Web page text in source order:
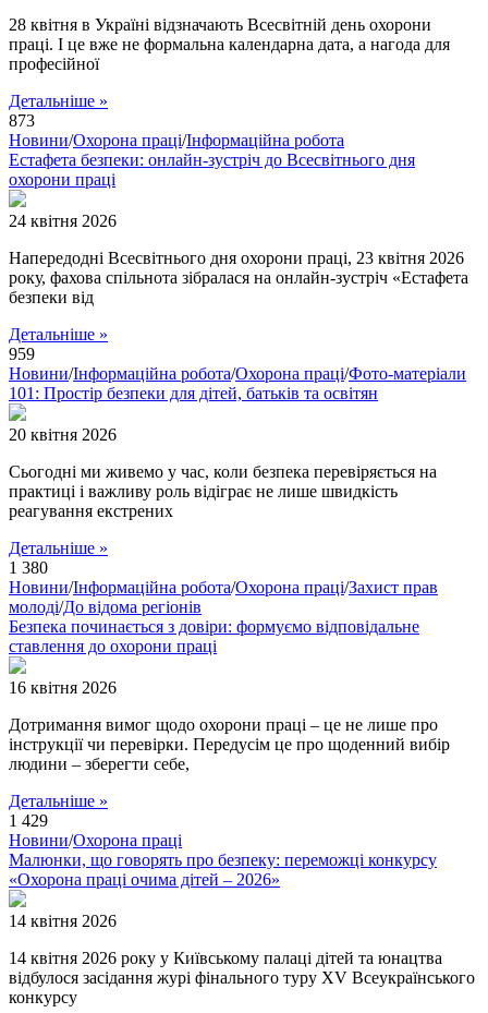
28 квітня в Україні відзначають Всесвітній день охорони
праці. І це вже не формальна календарна дата, а нагода для
професійної
Детальніше »
873
Новини/Охорона праці/Інформаційна робота
Естафета безпеки: онлайн-зустріч до Всесвітнього дня
охорони праці
24 квітня 2026
Напередодні Всесвітнього дня охорони праці, 23 квітня 2026
року, фахова спільнота зібралася на онлайн-зустріч «Естафета
безпеки від
Детальніше »
959
Новини/Інформаційна робота/Охорона праці/Фото-матеріали
101: Простір безпеки для дітей, батьків та освітян
20 квітня 2026
Сьогодні ми живемо у час, коли безпека перевіряється на
практиці і важливу роль відіграє не лише швидкість
реагування екстрених
Детальніше »
1 380
Новини/Інформаційна робота/Охорона праці/Захист прав
молоді/До відома регіонів
Безпека починається з довіри: формуємо відповідальне
ставлення до охорони праці
16 квітня 2026
Дотримання вимог щодо охорони праці – це не лише про
інструкції чи перевірки. Передусім це про щоденний вибір
людини – зберегти себе,
Детальніше »
1 429
Новини/Охорона праці
Малюнки, що говорять про безпеку: переможці конкурсу
«Охорона праці очима дітей – 2026»
14 квітня 2026
14 квітня 2026 року у Київському палаці дітей та юнацтва
відбулося засідання журі фінального туру XV Всеукраїнського
конкурсу